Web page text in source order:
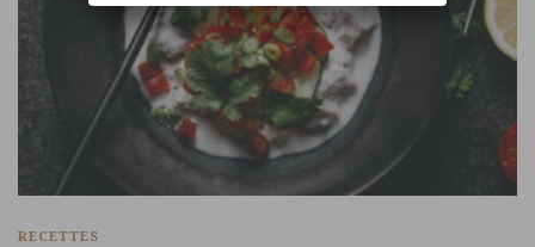
RECETTES